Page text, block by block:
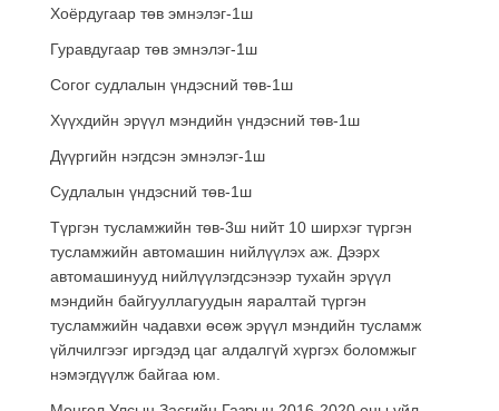
Хоёрдугаар төв эмнэлэг-1ш
Гуравдугаар төв эмнэлэг-1ш
Согог судлалын үндэсний төв-1ш
Хүүхдийн эрүүл мэндийн үндэсний төв-1ш
Дүүргийн нэгдсэн эмнэлэг-1ш
Судлалын үндэсний төв-1ш
Түргэн тусламжийн төв-3ш нийт 10 ширхэг түргэн
тусламжийн автомашин нийлүүлэх аж. Дээрх
автомашинууд нийлүүлэгдсэнээр тухайн эрүүл
мэндийн байгууллагуудын яаралтай түргэн
тусламжийн чадавхи өсөж эрүүл мэндийн тусламж
үйлчилгээг иргэдэд цаг алдалгүй хүргэх боломжыг
нэмэгдүүлж байгаа юм.